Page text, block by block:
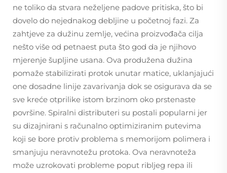
ne toliko da stvara neželjene padove pritiska, što bi
dovelo do nejednakog debljine u početnoj fazi. Za
zahtjeve za dužinu zemlje, većina proizvođača cilja
nešto više od petnaest puta što god da je njihovo
mjerenje šupljine usana. Ova produžena dužina
pomaže stabilizirati protok unutar matice, uklanjajući
one dosadne linije zavarivanja dok se osigurava da se
sve kreće otprilike istom brzinom oko prstenaste
površine. Spiralni distributeri su postali popularni jer
su dizajnirani s računalno optimiziranim putevima
koji se bore protiv problema s memorijom polimera i
smanjuju neravnotežu protoka. Ova neravnoteža
može uzrokovati probleme poput ribljeg repa ili